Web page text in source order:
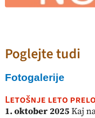
Poglejte tudi
Fotogalerije
Letošnje leto
1. oktober 2025Kaj